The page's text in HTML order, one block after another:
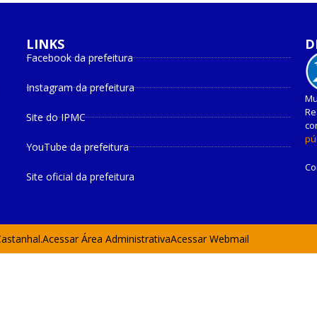
LINKS
Facebook da prefeitura
Instagram da prefeitura
Site do IPMC
YouTube da prefeitura
Site oficial da prefeitura
Acessar Área AdministrativaAcessar Webmail